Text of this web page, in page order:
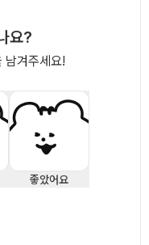
요?
남겨주세요!
좋았어요